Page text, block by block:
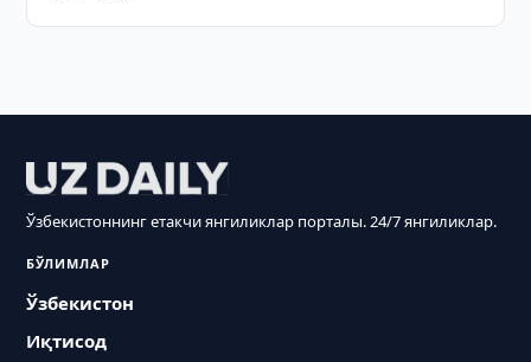
Ўзбекистоннинг етакчи янгиликлар порталы. 24/7 янгиликлар.
БЎЛИМЛАР
Ўзбекистон
Иқтисод